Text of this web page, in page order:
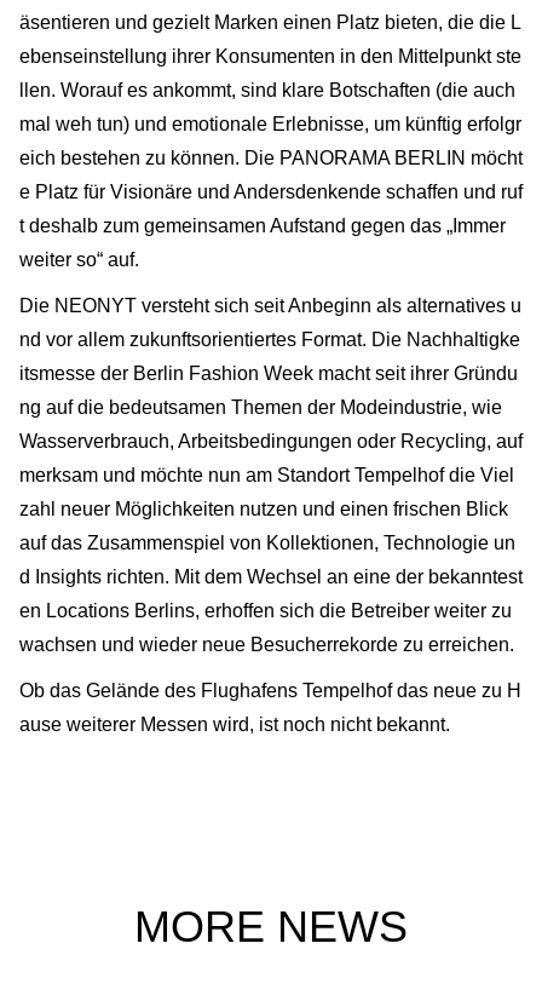
äsentieren und gezielt Marken einen Platz bieten, die die L
ebenseinstellung ihrer Konsumenten in den Mittelpunkt ste
llen. Worauf es ankommt, sind klare Botschaften (die auch
mal weh tun) und emotionale Erlebnisse, um künftig erfolgr
eich bestehen zu können. Die PANORAMA BERLIN möcht
e Platz für Visionäre und Andersdenkende schaffen und ruf
t deshalb zum gemeinsamen Aufstand gegen das „Immer
weiter so“ auf.
Die NEONYT versteht sich seit Anbeginn als alternatives u
nd vor allem zukunftsorientiertes Format. Die Nachhaltigke
itsmesse der Berlin Fashion Week macht seit ihrer Gründu
ng auf die bedeutsamen Themen der Modeindustrie, wie
Wasserverbrauch, Arbeitsbedingungen oder Recycling, auf
merksam und möchte nun am Standort Tempelhof die Viel
zahl neuer Möglichkeiten nutzen und einen frischen Blick
auf das Zusammenspiel von Kollektionen, Technologie un
d Insights richten. Mit dem Wechsel an eine der bekanntest
en Locations Berlins, erhoffen sich die Betreiber weiter zu
wachsen und wieder neue Besucherrekorde zu erreichen.
Ob das Gelände des Flughafens Tempelhof das neue zu H
ause weiterer Messen wird, ist noch nicht bekannt.
MORE NEWS